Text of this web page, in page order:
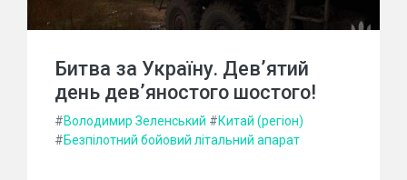
Битва за Україну. Дев’ятий
день дев’яностого шостого!
#Володимир Зеленський #Китай (регіон)
#Безпілотний бойовий літальний апарат